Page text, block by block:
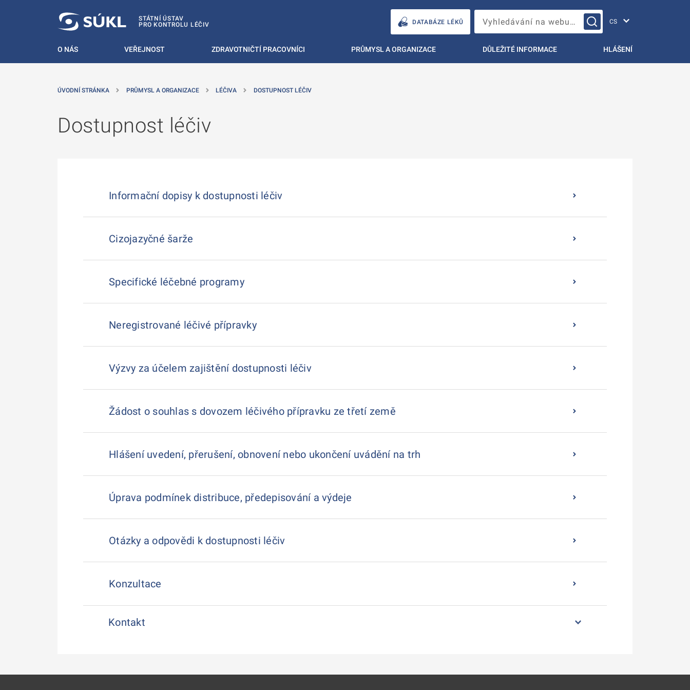
STÁTNÍ ÚSTAV
PRO KONTROLU LÉČIV
DATABÁZE LÉKŮ Vyhledávání na webu…
O NÁS VEŘEJNOST ZDRAVOTNIČTÍ PRACOVNÍCI PRŮMYSL A ORGANIZACE DŮLEŽITÉ INFORMACE HLÁŠENÍ
ÚVODNÍ STRÁNKA PRŮMYSL A ORGANIZACE LÉČIVA DOSTUPNOST LÉČIV
Dostupnost léčiv
Informační dopisy k dostupnosti léčiv
Cizojazyčné šarže
Specifické léčebné programy
Neregistrované léčivé přípravky
Výzvy za účelem zajištění dostupnosti léčiv
Žádost o souhlas s dovozem léčivého přípravku ze třetí země
Hlášení uvedení, přerušení, obnovení nebo ukončení uvádění na trh
Úprava podmínek distribuce, předepisování a výdeje
Otázky a odpovědi k dostupnosti léčiv
Konzultace
Kontakt